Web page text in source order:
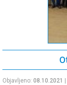
Objavljeno: 08.10.2021